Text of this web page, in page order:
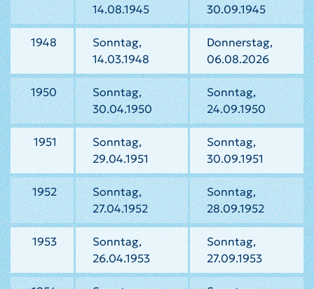
14.08.1945
30.09.1945
1948
Sonntag,
14.03.1948
Donnerstag,
06.08.2026
1950
Sonntag,
30.04.1950
Sonntag,
24.09.1950
1951
Sonntag,
29.04.1951
Sonntag,
30.09.1951
1952
Sonntag,
27.04.1952
Sonntag,
28.09.1952
1953
Sonntag,
26.04.1953
Sonntag,
27.09.1953